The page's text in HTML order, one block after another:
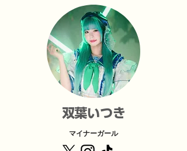
​双葉いつき
マイナーガール